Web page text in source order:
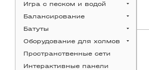
Игра с песком и водой
Балансирование
Батуты
Оборудование для холмов
Пространственные сети
Интерактивные панели